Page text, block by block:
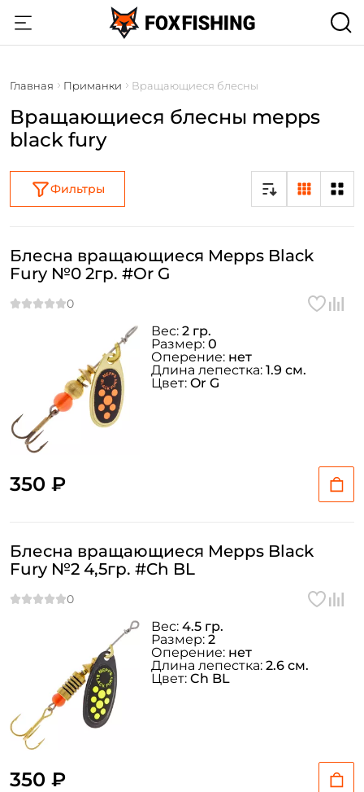
Главная Приманки Вращающиеся блесны
Вращающиеся блесны mepps
black fury
Фильтры
Блесна вращающиеся Mepps Black
Fury №0 2гр. #Or G
350 ₽
Вес: 2 гр.
Размер: 0
Оперение: нет
Длина лепестка: 1.9 см.
Цвет: Or G
Блесна вращающиеся Mepps Black
Fury №2 4,5гр. #Ch BL
350 ₽
Вес: 4.5 гр.
Размер: 2
Оперение: нет
Длина лепестка: 2.6 см.
Цвет: Ch BL